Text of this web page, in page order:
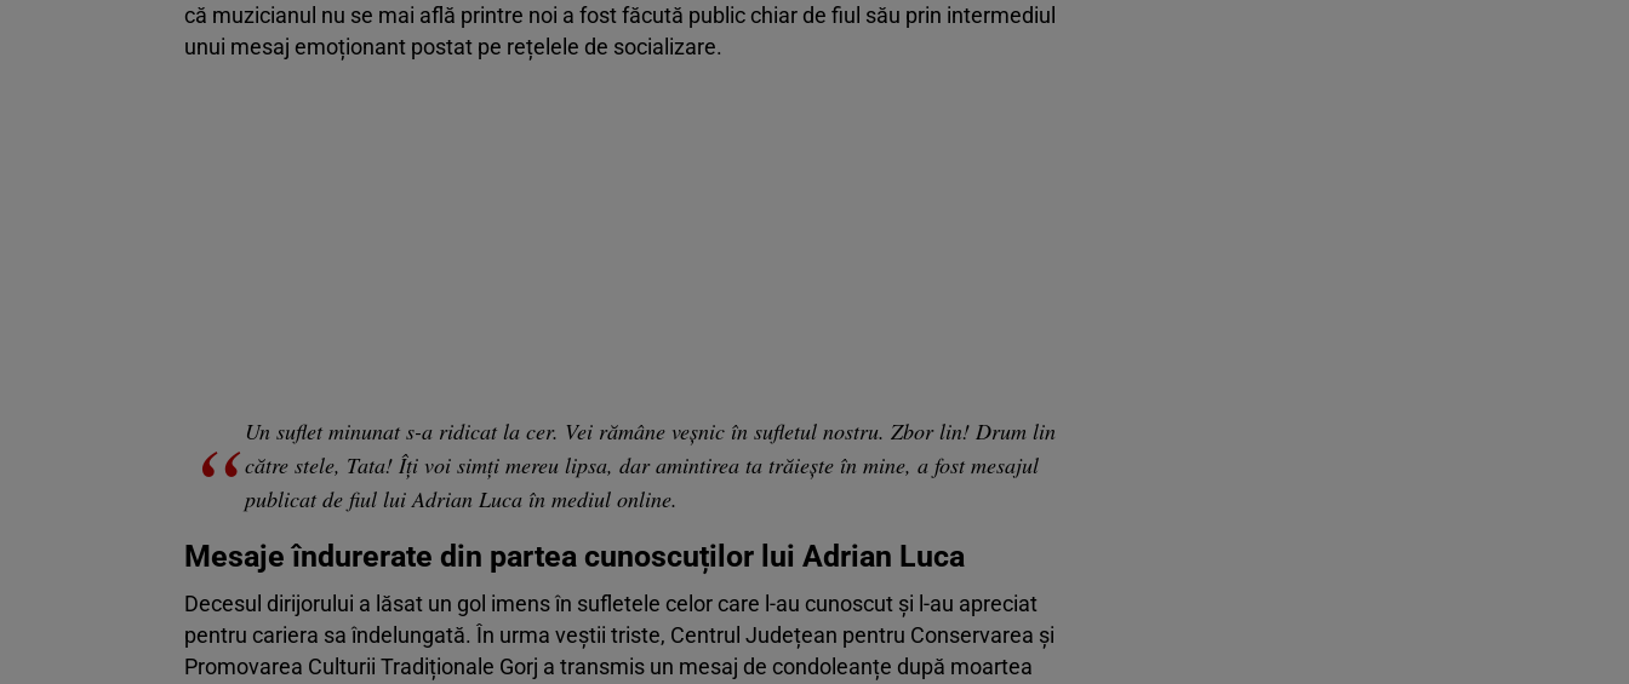
că muzicianul nu se mai află printre noi a fost făcută public chiar de fiul său prin intermediul
unui mesaj emoționant postat pe rețelele de socializare.
Un suflet minunat s-a ridicat la cer. Vei rămâne veșnic în sufletul nostru. Zbor lin! Drum lin
către stele, Tata! Îți voi simți mereu lipsa, dar amintirea ta trăiește în mine, a fost mesajul
publicat de fiul lui Adrian Luca în mediul online.
Mesaje îndurerate din partea cunoscuților lui Adrian Luca
Decesul dirijorului a lăsat un gol imens în sufletele celor care l-au cunoscut și l-au apreciat
pentru cariera sa îndelungată. În urma veștii triste, Centrul Județean pentru Conservarea și
Promovarea Culturii Tradiționale Gorj a transmis un mesaj de condoleanțe după moartea